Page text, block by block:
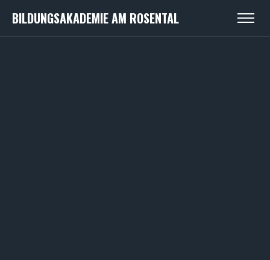
BILDUNGSAKADEMIE AM ROSENTAL